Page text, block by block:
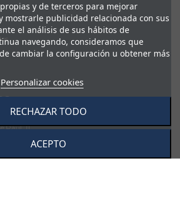
Paul, 11
y de terceros para mejorar
mostrarle publicidad relacionada con sus
el análisis de sus hábitos de
navegando, consideramos que
cambiar la configuración u obtener más
Personalizar cookies
RECHAZAR TODO
ACEPTO